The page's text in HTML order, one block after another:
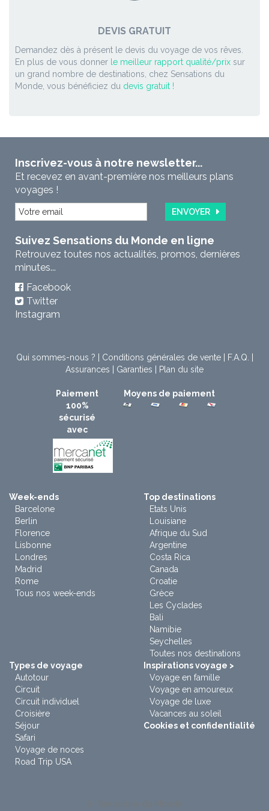
DEVIS GRATUIT
Demandez dès à présent le devis du voyage de vos rêves.
En plus de vous donner le meilleur rapport qualité/prix sur
un grand nombre de destinations, chez Sensations du
Monde, vous bénéficiez du devis gratuit !
Inscrivez-vous à notre newsletter...
Et recevez en avant-première nos meilleurs plans
voyages !
ENVOYER
Suivez Sensations du Monde en ligne
Retrouvez toutes nos actualités, promos, dernières
minutes...
Facebook
Twitter
Instagram
Qui sommes-nous ? Conditions générales de vente| F.A.Q.
Assurances
Garanties Plan du site
Paiement
100%
sécurisé
avec
Moyens de paiement
Week-ends
Barcelone
Berlin
Florence
Lisbonne
Londres
Madrid
Rome
Tous nos week-ends
Top destinations
Etats Unis
Louisiane
Afrique du Sud
Argentine
Costa Rica
Canada
Croatie
Grèce
Les Cyclades
Bali
Namibie
Seychelles
Toutes nos destinations
Types de voyage
Autotour
Circuit
Circuit individuel
Croisière
Séjour
Safari
Voyage de noces
Road Trip USA
Inspirations voyage >
Voyage en famille
Voyage en amoureux
Voyage de luxe
Vacances au soleil
Cookies et confidentialité